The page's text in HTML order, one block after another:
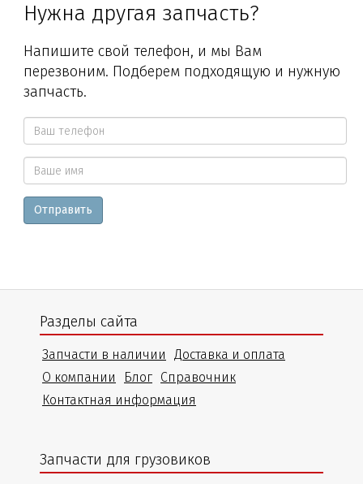
Нужна другая запчасть?
Напишите свой телефон, и мы Вам
перезвоним. Подберем подходящую и нужную
запчасть.
Ваш
телефон
*
Ваше
имя
Отправить
Разделы сайта
Запчасти в наличии
Доставка и оплата
О компании
Блог Справочник
Контактная информация
Запчасти для грузовиков